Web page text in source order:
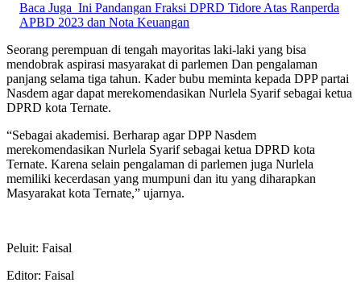
Baca Juga Ini Pandangan Fraksi DPRD Tidore Atas Ranperda
APBD 2023 dan Nota Keuangan
Seorang perempuan di tengah mayoritas laki-laki yang bisa
mendobrak aspirasi masyarakat di parlemen Dan pengalaman
panjang selama tiga tahun. Kader bubu meminta kepada DPP partai
Nasdem agar dapat merekomendasikan Nurlela Syarif sebagai ketua
DPRD kota Ternate.
“Sebagai akademisi. Berharap agar DPP Nasdem
merekomendasikan Nurlela Syarif sebagai ketua DPRD kota
Ternate. Karena selain pengalaman di parlemen juga Nurlela
memiliki kecerdasan yang mumpuni dan itu yang diharapkan
Masyarakat kota Ternate,” ujarnya.
Peluit: Faisal
Editor: Faisal